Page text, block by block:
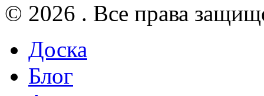
© 2026 . Все права
Доска
Блог